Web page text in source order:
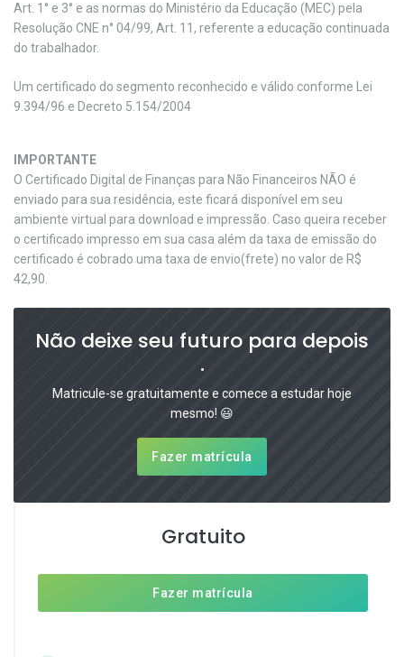
Art. 1° e 3° e as normas do Ministério da Educação (MEC) pela
Resolução CNE n° 04/99, Art. 11, referente a educação continuada
do trabalhador.
Um certificado do segmento reconhecido e válido conforme Lei
9.394/96 e Decreto 5.154/2004
IMPORTANTE
O Certificado Digital de Finanças para Não Financeiros NÃO é
enviado para sua residência, este ficará disponível em seu
ambiente virtual para download e impressão. Caso queira receber
o certificado impresso em sua casa além da taxa de emissão do
certificado é cobrado uma taxa de envio(frete) no valor de R$
42,90.
Não deixe seu futuro para depois
.
Matricule-se gratuitamente e comece a estudar hoje
mesmo! 😃
Fazer matrícula
Gratuito
Fazer matrícula